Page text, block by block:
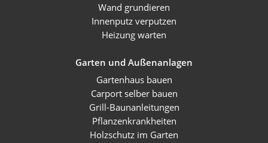
Wand grundieren
Innenputz verputzen
Heizung warten
Garten und Außenanlagen
Gartenhaus bauen
Carport selber bauen
Grill-Baunanleitungen
Pflanzenkrankheiten
Holzschutz im Garten